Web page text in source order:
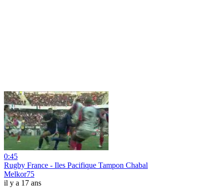
0:45
Rugby France - Iles Pacifique Tampon Chabal
Melkor75
il y a 17 ans